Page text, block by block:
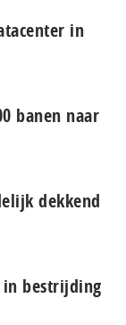
in
banen naar
dekkend
bestrijding